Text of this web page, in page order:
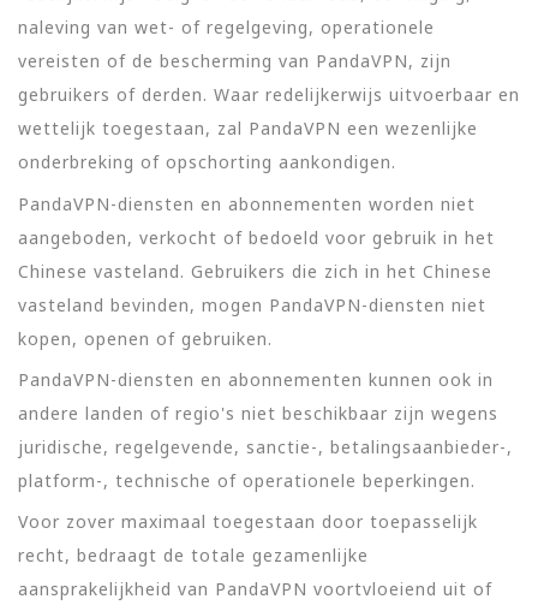
naleving van wet- of regelgeving, operationele
vereisten of de bescherming van PandaVPN, zijn
gebruikers of derden. Waar redelijkerwijs uitvoerbaar en
wettelijk toegestaan, zal PandaVPN een wezenlijke
onderbreking of opschorting aankondigen.
PandaVPN-diensten en abonnementen worden niet
aangeboden, verkocht of bedoeld voor gebruik in het
Chinese vasteland. Gebruikers die zich in het Chinese
vasteland bevinden, mogen PandaVPN-diensten niet
kopen, openen of gebruiken.
PandaVPN-diensten en abonnementen kunnen ook in
andere landen of regio's niet beschikbaar zijn wegens
juridische, regelgevende, sanctie-, betalingsaanbieder-,
platform-, technische of operationele beperkingen.
Voor zover maximaal toegestaan door toepasselijk
recht, bedraagt de totale gezamenlijke
aansprakelijkheid van PandaVPN voortvloeiend uit of